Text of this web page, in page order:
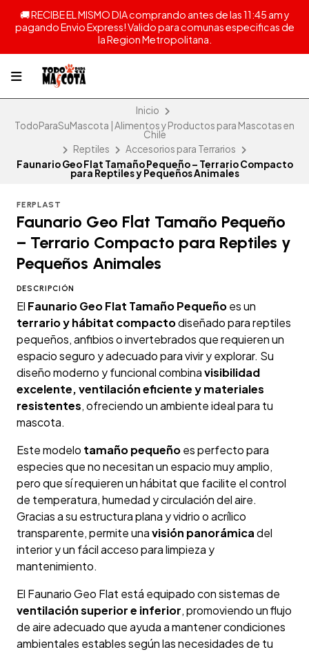
🚚 RECIBE EL MISMO DIA comprando antes de las 11:45 am y
pagando Envio Express! Valido para comunas especificas de
la Region Metropolitana.
Inicio
TodoParaSuMascota | Alimentos y Productos para Mascotas en
Chile
Reptiles
Accesorios para Terrarios
Faunario Geo Flat Tamaño Pequeño – Terrario Compacto
para Reptiles y Pequeños Animales
FERPLAST
Faunario Geo Flat Tamaño Pequeño
– Terrario Compacto para Reptiles y
Pequeños Animales
DESCRIPCIÓN
El Faunario Geo Flat Tamaño Pequeñoes un
terrario y hábitat compactodiseñado para reptiles
pequeños, anfibios o invertebrados que requieren un
espacio seguro y adecuado para vivir y explorar. Su
diseño moderno y funcional combinavisibilidad
excelente, ventilación eficiente y materiales
resistentes, ofreciendo un ambiente ideal para tu
mascota.
Este modelo tamaño pequeñoes perfecto para
especies que no necesitan un espacio muy amplio,
pero que sí requieren un hábitat que facilite el control
de temperatura, humedad y circulación del aire.
Gracias a su estructura plana y vidrio o acrílico
transparente, permite unavisión panorámicadel
interior y un fácil acceso para limpieza y
mantenimiento.
El Faunario Geo Flat está equipado con sistemas de
ventilación superior e inferior, promoviendo un flujo
de aire adecuado que ayuda a mantener condiciones
ambientales estables según las necesidades de tu